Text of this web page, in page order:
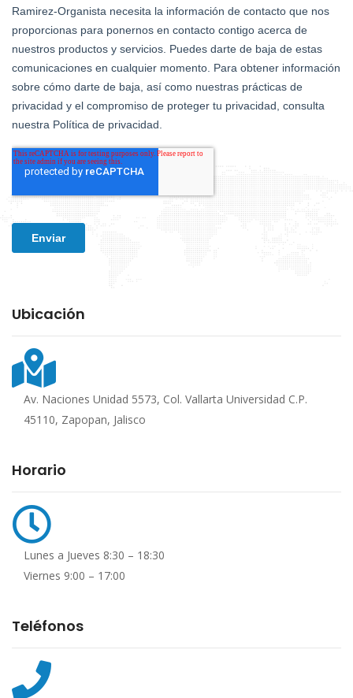
Ubicación
Av. Naciones Unidad 5573, Col. Vallarta Universidad C.P.
45110, Zapopan, Jalisco
Horario
Lunes a Jueves 8:30 – 18:30
Viernes 9:00 – 17:00
Teléfonos